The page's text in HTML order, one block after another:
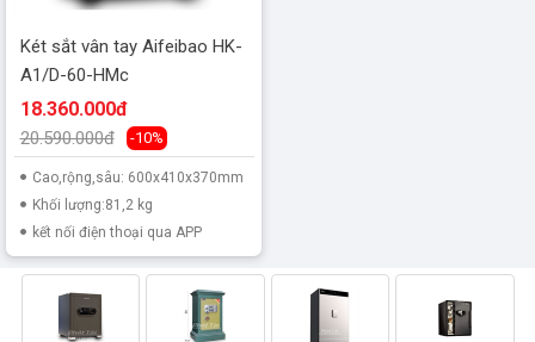
Két sắt vân tay Aifeibao HK-
A1/D-60-HMc
18.360.000đ
20.590.000đ -10%
Cao,rộng,sâu: 600x410x370mm
Khối lượng:81,2 kg
kết nối điện thoại qua APP